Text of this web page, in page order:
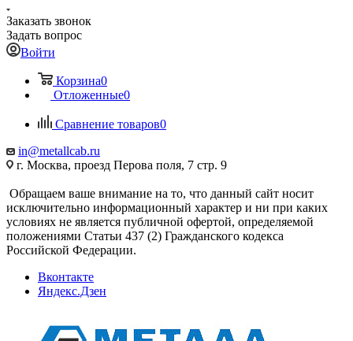
Заказать звонок
Задать вопрос
Войти
Корзина0
Отложенные0
Сравнение товаров0
in@metallcab.ru
г. Москва, проезд Перова поля, 7 стр. 9
Обращаем ваше внимание на то, что данный сайт носит
исключительно информационный характер и ни при каких
условиях не является публичной офертой, определяемой
положениями Статьи 437 (2) Гражданского кодекса
Российской Федерации.
Вконтакте
Яндекс.Дзен